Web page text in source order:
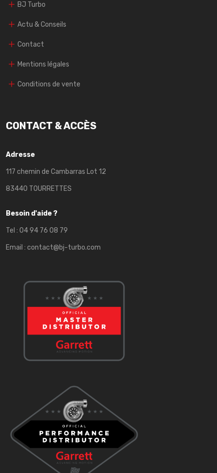
BJ Turbo
Actu & Conseils
Contact
Mentions légales
Conditions de vente
CONTACT & ACCÈS
Adresse
117 chemin de Cambarras Lot 12
83440 TOURRETTES
Besoin d'aide ?
Tel : 04 94 76 08 79
Email : contact@bj-turbo.com